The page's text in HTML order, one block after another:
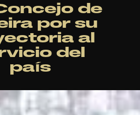
de
por su
al
del
país